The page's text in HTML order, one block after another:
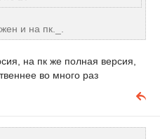
и на пк._.
на пк же полная версия,
во много раз